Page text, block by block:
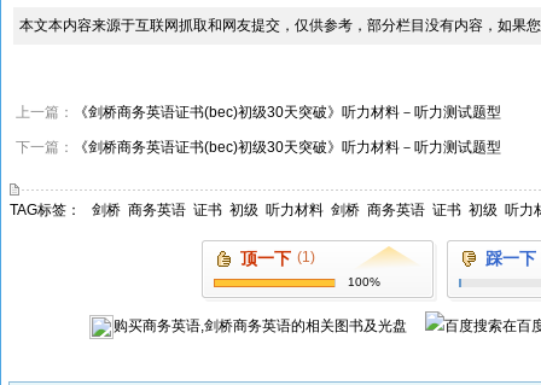
本文本内容来源于互联网抓取和网友提交，仅供参考，部分栏目没有内容，如果
上一篇： 《剑桥商务英语证书(bec)初级30天突破》听力材料－听力测试题型
下一篇： 《剑桥商务英语证书(bec)初级30天突破》听力材料－听力测试题型
TAG标签： 剑桥 商务英语 证书 初级 听力材料 剑桥 商务英语 证书 初级 听力
顶一下 (1)
100%
踩一下
购买商务英语,剑桥商务英语的相关图书及光盘 在百